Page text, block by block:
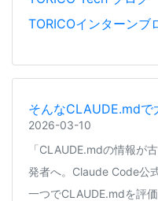
TORICOインターンブ
そんなCLAUDE.mdで
2026-03-10
「CLAUDE.mdの情報が
発者へ。Claude Code公
一つでCLAUDE.mdを評